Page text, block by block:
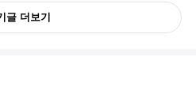
글 더보기